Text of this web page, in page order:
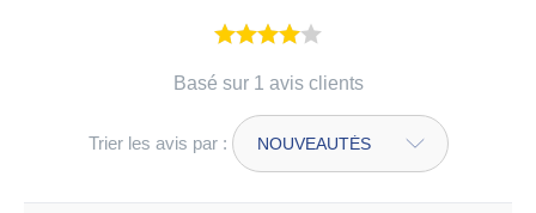
Basé sur 1 avis clients
Trier les avis par :